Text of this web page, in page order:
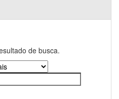
de busca.